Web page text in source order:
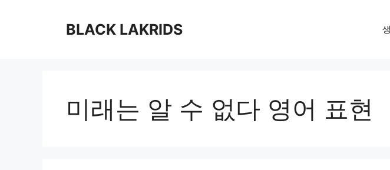
BLACK LAKRIDS
미래는 알 수 없다 영어 표현